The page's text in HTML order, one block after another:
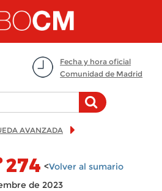
Fecha y hora oficial
Comunidad de Madrid
AVANZADA
274 <Volver al sumario
de 2023